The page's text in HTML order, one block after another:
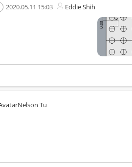
2020.05.11 15:03 Eddie Shih
Nelson Tu